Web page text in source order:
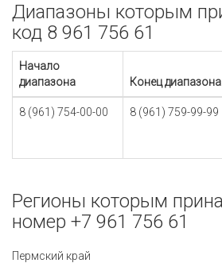
Диапазоны которым
код 8 961 756 61
Начало
диапазона
Конец диапазона
8 (961) 754-00-00 8 (961) 759-99-99
Регионы которым
номер +7 961 756 61
Пермский край